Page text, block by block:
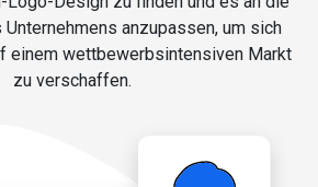
anzupassen, um sich
einem wettbewerbsintensiven Markt
zu verschaffen.